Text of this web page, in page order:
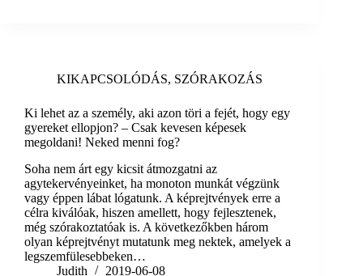
KIKAPCSOLÓDÁS, SZÓRAKOZÁS
Ki lehet az a személy, aki azon töri a fejét, hogy egy
gyereket ellopjon? – Csak kevesen képesek
megoldani! Neked menni fog?
Soha nem árt egy kicsit átmozgatni az
agytekervényeinket, ha monoton munkát végzünk
vagy éppen lábat lógatunk. A képrejtvények erre a
célra kiválóak, hiszen amellett, hogy fejlesztenek,
még szórakoztatóak is. A következőkben három
olyan képrejtvényt mutatunk meg nektek, amelyek a
legszemfülesebbeken…
Judith
2019-06-08